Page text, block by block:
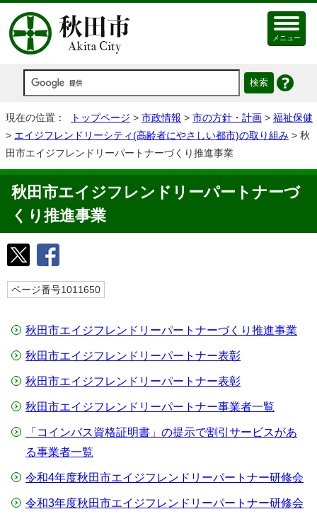
メニュー
現在の位置： トップページ > 市政情報 > 市の方針・計画 > 福祉保健
> エイジフレンドリーシティ(高齢者にやさしい都市)の取り組み > 秋
田市エイジフレンドリーパートナーづくり推進事業
秋田市エイジフレンドリーパートナーづ
くり推進事業
ページ番号1011650
秋田市エイジフレンドリーパートナーづくり推進事業
秋田市エイジフレンドリーパートナー表彰
秋田市エイジフレンドリーパートナー表彰
秋田市エイジフレンドリーパートナー事業者一覧
「コインバス資格証明書」の提示で割引サービスがあ
る事業者一覧
令和4年度秋田市エイジフレンドリーパートナー研修会
令和3年度秋田市エイジフレンドリーパートナー研修会